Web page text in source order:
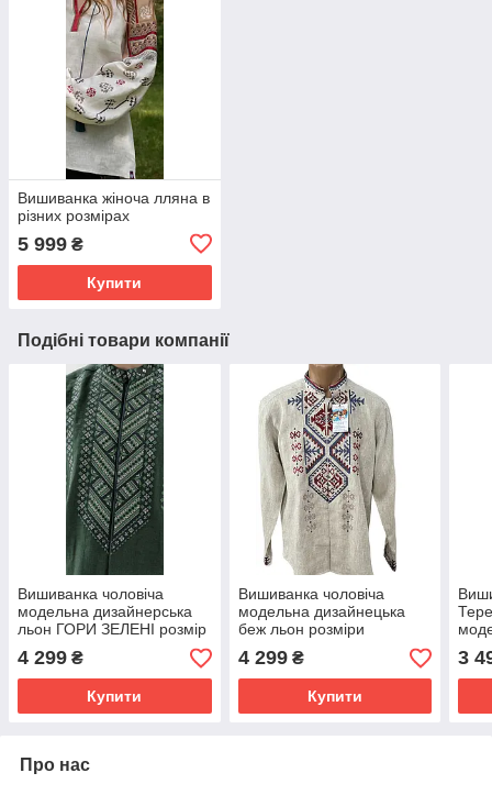
Вишиванка жіноча лляна в
різних розмірах
5 999 ₴
Купити
Подібні товари компанії
Вишиванка чоловіча
модельна дизайнерська
льон ГОРИ ЗЕЛЕНІ розмір
міжнародний від M до 2xl
4 299 ₴
Купити
Вишиванка чоловіча
модельна дизайнецька
беж льон розміри
европейські від 40до45
4 299₴
Купити
40
3
Про нас